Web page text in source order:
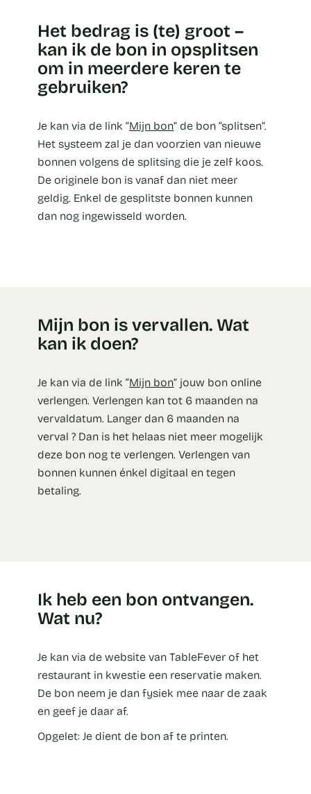
Het bedrag is (te) groot –
kan ik de bon in opsplitsen
om in meerdere keren te
gebruiken?
Je kan via de link “Mijn bon” de bon “splitsen”.
Het systeem zal je dan voorzien van nieuwe
bonnen volgens de splitsing die je zelf koos.
De originele bon is vanaf dan niet meer
geldig. Enkel de gesplitste bonnen kunnen
dan nog ingewisseld worden.
Mijn bon is vervallen. Wat
kan ik doen?
Je kan via de link “Mijn bon” jouw bon online
verlengen. Verlengen kan tot 6 maanden na
vervaldatum. Langer dan 6 maanden na
verval ? Dan is het helaas niet meer mogelijk
deze bon nog te verlengen. Verlengen van
bonnen kunnen énkel digitaal en tegen
betaling.
Ik heb een bon ontvangen.
Wat nu?
Je kan via de website van TableFever of het
restaurant in kwestie een reservatie maken.
De bon neem je dan fysiek mee naar de zaak
en geef je daar af.
Opgelet: Je dient de bon af te printen.